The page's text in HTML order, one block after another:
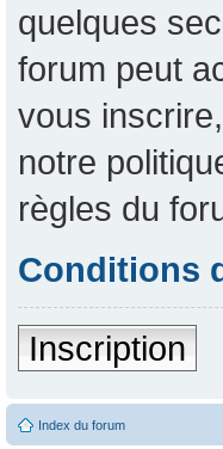
quelques
forum peut
vous
notre
règles du
Conditions
Inscription
Index du forum